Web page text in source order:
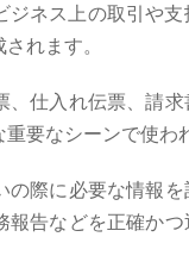
ジネス上の取引や
れます。
仕入れ伝票、請求
要なシーンで使わ
際に必要な情報を
告などを正確かつ